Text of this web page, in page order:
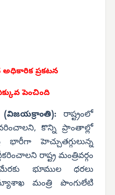
అధికారిక ప్రకటన
పెంచింది
రాష్ట్రంలో
కొన్ని ప్రాంతాల్లో
హెచ్చుతగ్గులున్న
రాష్ట్ర మంత్రివర్గం
భూముల ధరలు
మంత్రి పొంగులేటి